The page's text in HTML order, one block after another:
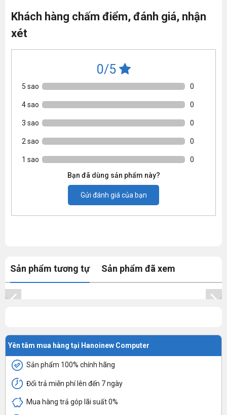
Khách hàng chấm điểm, đánh giá, nhận
xét
0/5
5 sao 0
4 sao 0
3 sao 0
2 sao 0
1 sao
0
Bạn đã dùng sản phẩm này?
Gửi đánh giá của bạn
Sản phẩm tương tự Sản phẩm đã xem
Yên tâm mua hàng tại Hanoinew Computer
Sản phẩm 100% chính hãng
Đổi trả miễn phí lên đến 7 ngày
Mua hàng trả góp lãi suất 0%